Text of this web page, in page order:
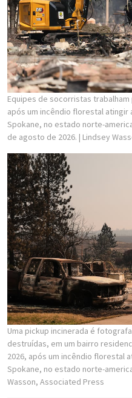
Equipes de socorristas
após um incêndio florestal
Spokane, no estado norte-
de agosto de 2026. | Lindsey
Uma pickup incinerada é
destruídas, em um bairro
2026, após um incêndio florestal
Spokane, no estado norte-
Wasson, Associated Press